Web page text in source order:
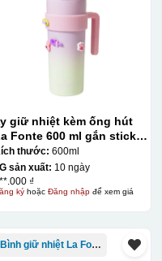
dán vào lò nung và
Deacl có 1 nền màu
sứ [gallery link="file"
giữ nhiệt kèm ống hút
gắn sticker
– 012294
thước: 600ml
sản xuất: 10 ngày
₫
kýhoặc Đăng nhậpđể xem giá
Bình giữ nhiệt La Fonte